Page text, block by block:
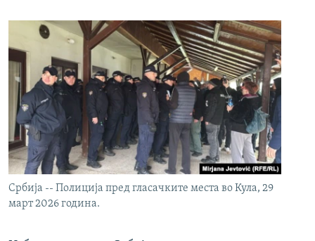
Србија -- Полиција пред гласачките места во Кула, 29
март 2026 година.